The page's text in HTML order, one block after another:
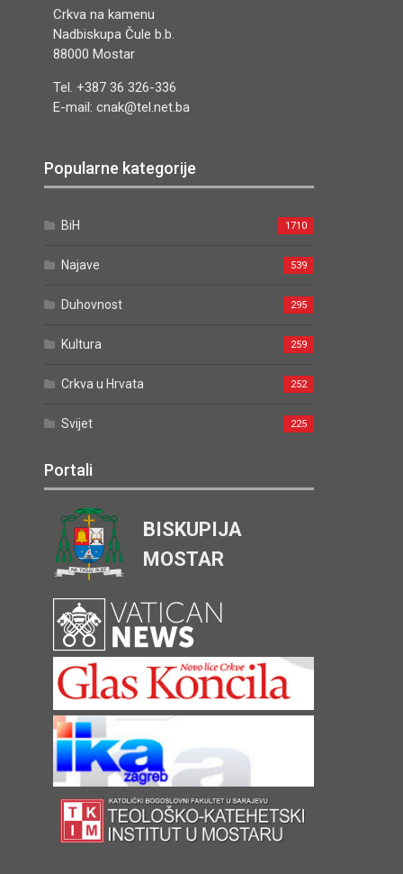
Crkva na kamenu
Nadbiskupa Čule b.b.
88000 Mostar
Tel. +387 36 326-336
E-mail: cnak@tel.net.ba
Popularne kategorije
BiH 1710
Najave 539
Duhovnost 295
Kultura 259
Crkva u Hrvata 252
Svijet 225
Portali
BISKUPIJA
MOSTAR